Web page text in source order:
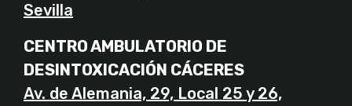
Sevilla
CENTRO AMBULATORIO DE
DESINTOXICACIÓN CÁCERES
Av. de Alemania, 29, Local 25 y 26,